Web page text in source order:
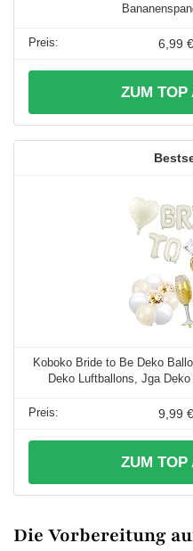
6,99 €
ZUM TOP
Koboko Bride to Be Deko
Deko Luftballons, Jga
9,99 €
ZUM TOP
Die Vorbereitung